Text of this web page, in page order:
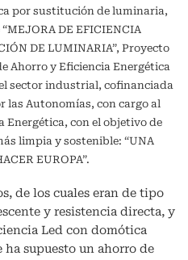
por sustitución de luminaria,
DE EFICIENCIA
DE LUMINARIA”, Proyecto
Ahorro y Eficiencia Energética
sector industrial, cofinanciada
las Autonomías, con cargo al
Energética, con el objetivo de
limpia y sostenible: “UNA
EUROPA”.
de los cuales eran de tipo
y resistencia directa, y
Led con domótica
ha supuesto un ahorro de